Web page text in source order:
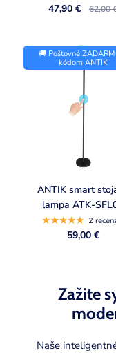
47,90 € 62,00
🚚 Poštovné
kódom ANTIK
ANTIK smart
lampa ATK-
2
59,00 €
Zažite
Naše